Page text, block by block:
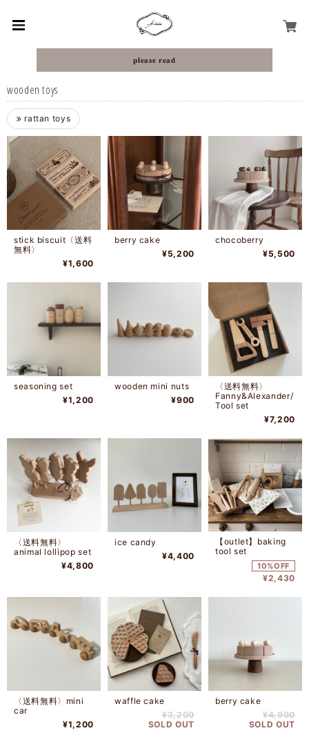
𝐩𝐥𝐞𝐚𝐬𝐞 𝐫𝐞𝐚𝐝
wooden toys
rattan toys
stick biscuit〈送料
無料〉
¥1,600
berry cake
¥5,200
chocoberry
¥5,500
seasoning set
¥1,200
wooden mini nuts
¥900
〈送料無料〉
Fanny&Alexander/
Tool set
¥7,200
〈送料無料〉
animal lollipop set
¥4,800
ice candy
¥4,400
【outlet】baking
tool set
10%OFF
¥2,430
〈送料無料〉mini
car
¥1,200
waffle cake
¥3,200
SOLD OUT
berry cake
¥4,900
SOLD OUT